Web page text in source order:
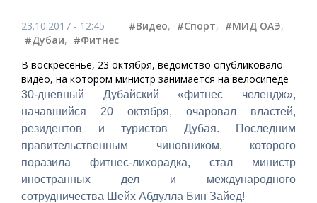
23.10.2017 - 12:45 #Видео, #Спорт, #МИД ОАЭ,
#Дубаи, #Фитнес
В воскресенье, 23 октября, ведомство опубликовало
видео, на котором министр занимается на велосипеде
30-дневный Дубайский «фитнес челендж»,
начавшийся 20 октября, очаровал властей,
резидентов и туристов Дубая. Последним
правительственным чиновником, которого
поразила фитнес-лихорадка, стал министр
иностранных дел и международного
сотрудничества Шейх Абдулла Бин Зайед!